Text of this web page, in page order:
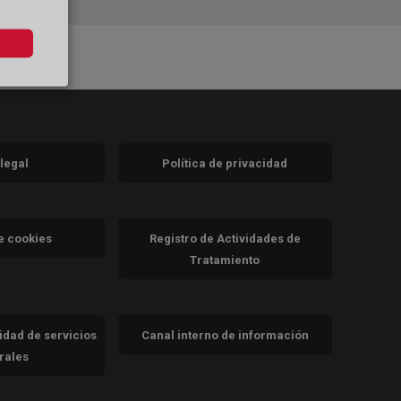
Política de privacidad
cookies
Registro de Actividades de
Tratamiento
de servicios
Canal interno de información